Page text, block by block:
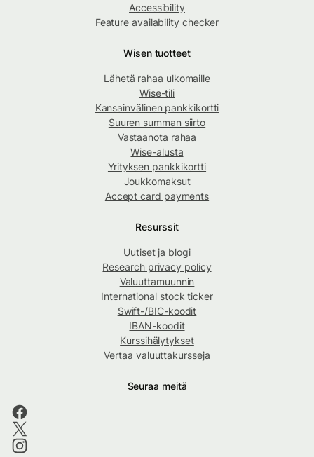
Accessibility
Feature availability checker
Wisen tuotteet
Lähetä rahaa ulkomaille
Wise-tili
Kansainvälinen pankkikortti
Suuren summan siirto
Vastaanota rahaa
Wise-alusta
Yrityksen pankkikortti
Joukkomaksut
Accept card payments
Resurssit
Uutiset ja blogi
Research privacy policy
Valuuttamuunnin
International stock ticker
Swift-/BIC-koodit
IBAN-koodit
Kurssihälytykset
Vertaa valuuttakursseja
Seuraa meitä